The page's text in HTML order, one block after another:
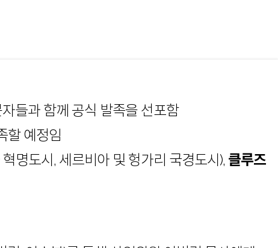
들과 함께 공식 발족을 선포함
할 예정임
명도시, 세르비아 및 헝가리 국경도시), 클루즈